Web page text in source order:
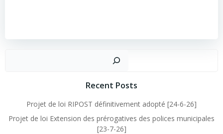
Recent Posts
Projet de loi RIPOST définitivement adopté [24-6-26]
Projet de loi Extension des prérogatives des polices municipales
[23-7-26]